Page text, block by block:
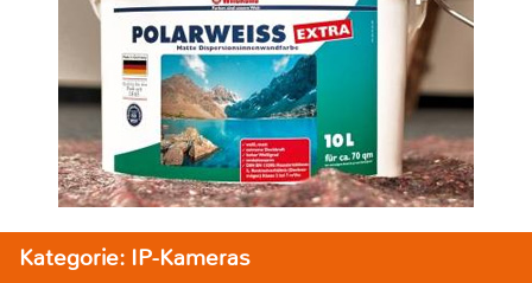
Kategorie: IP-Kameras